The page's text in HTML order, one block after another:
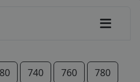
COMPANII
740 760
780